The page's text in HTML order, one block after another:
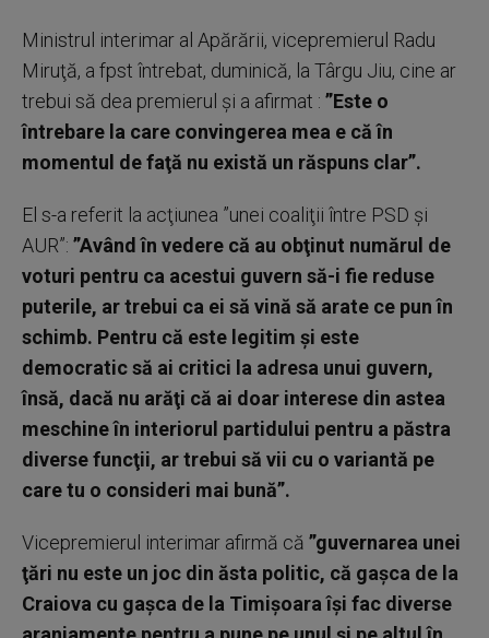
Ministrul interimar al Apărării, vicepremierul Radu
Miruţă, a fpst întrebat, duminică, la Târgu Jiu, cine ar
trebui să dea premierul şi a afirmat : ”Este o
întrebare la care convingerea mea e că în
momentul de faţă nu există un răspuns clar”.
El s-a referit la acţiunea ”unei coaliţii între PSD şi
AUR”: ”Având în vedere că au obţinut numărul de
voturi pentru ca acestui guvern să-i fie reduse
puterile, ar trebui ca ei să vină să arate ce pun în
schimb. Pentru că este legitim şi este
democratic să ai critici la adresa unui guvern,
însă, dacă nu arăţi că ai doar interese din astea
meschine în interiorul partidului pentru a păstra
diverse funcţii, ar trebui să vii cu o variantă pe
care tu o consideri mai bună”.
Vicepremierul interimar afirmă că ”guvernarea unei
ţări nu este un joc din ăsta politic, că gaşca de la
Craiova cu gaşca de la Timişoara îşi fac diverse